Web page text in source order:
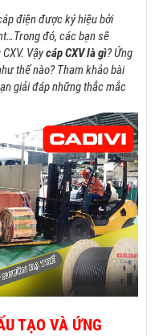
điện được ký hiệu bởi
đó, các bạn sẽ
Vậycáp CXV là gì? Ứng
thế nào? Tham khảo bài
giải đáp những thắc mắc
TẠO VÀ ỨNG